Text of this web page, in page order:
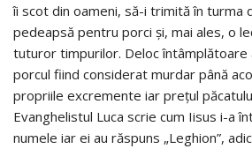
îi scot din oameni, să-i trimită în turma
pedeapsă pentru porci şi, mai ales, o
tuturor timpurilor. Deloc întâmplătoare
porcul fiind considerat murdar până
propriile excremente iar prețul
Evanghelistul Luca scrie cum Iisus i-a
numele iar ei au răspuns „Leghion”,